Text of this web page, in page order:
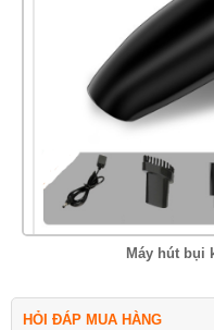
Máy hút bụi
HỎI ĐÁP MUA HÀNG